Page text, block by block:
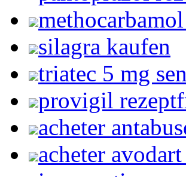
silagra kaufen
triatec 5 mg
provigil
acheter
acheter